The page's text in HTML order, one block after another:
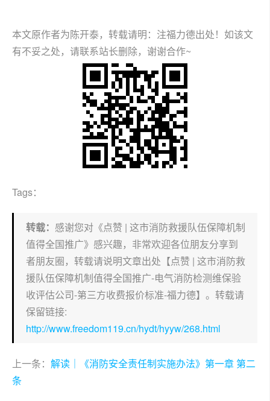
本文原作者为陈开泰，转载请明：注福力德出处！如该文
有不妥之处，请联系站长删除，谢谢合作~
Tags：
转载： 感谢您对《点赞 | 这市消防救援队伍保障机制
值得全国推广》感兴趣，非常欢迎各位朋友分享到
者朋友圈，转载请说明文章出处【点赞 | 这市消防救
援队伍保障机制值得全国推广-电气消防检测维保验
收评估公司-第三方收费报价标准-福力德】。转载请
保留链接:
http://www.freedom119.cn/hydt/hyyw/268.html
上一条： 解读｜《消防安全责任制实施办法》第一章 第二
条